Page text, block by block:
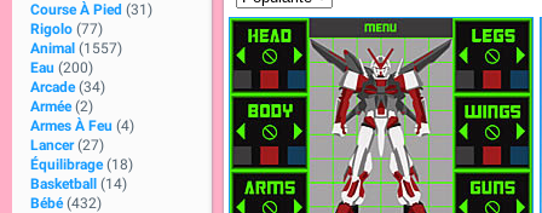
Course À Pied (31)
Rigolo (77)
Animal (1557)
Eau (200)
Arcade (34)
Armée (2)
Armes À Feu (4)
Lancer (27)
Équilibrage (18)
Basketball
(14)
Bébé (432)